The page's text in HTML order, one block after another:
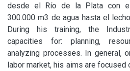
desde el Río de la Plata con
300.000 m3 de agua hasta el
retorno de las aves. Además,
Typha latifolia de la laguna,
llevando a cabo un
del lecho en algunos sectores.
During his training, the
capacities for: planning,
analyzing processes. In general,
labor market, his aims are focused